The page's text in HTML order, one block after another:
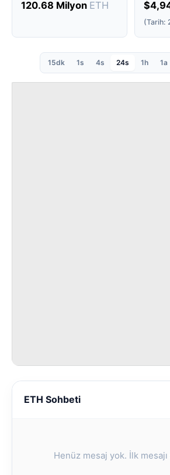
120.68 Milyon ETH
(Tarih:
15dk 1s 4s 24s 1h 1a
ETH Sohbeti
Henüz mesaj yok. İlk mesajı